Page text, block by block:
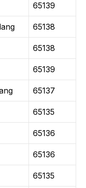
65139
65138
65138
65139
65137
65135
65136
65136
65135